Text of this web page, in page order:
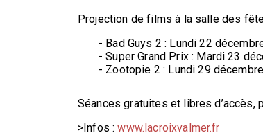
Projection de films à la salle des
- Bad Guys 2 : Lundi 22
- Super Grand Prix : Mardi 23
- Zootopie 2 : Lundi 29
Séances gratuites et libres d’accès,
>Infos :www.lacroixvalmer.fr